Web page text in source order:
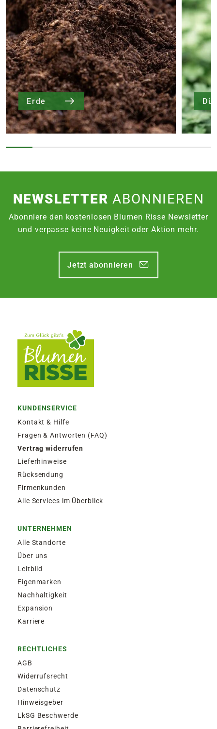
Erde
NEWSLETTERABONNIEREN
Abonniere den kostenlosen Blumen Risse Newsletter
und verpasse keine Neuigkeit oder Aktion mehr.
Jetzt abonnieren
KUNDENSERVICE
Kontakt & Hilfe
Fragen & Antworten (FAQ)
Vertrag widerrufen
Lieferhinweise
Rücksendung
Firmenkunden
Alle Services im Überblick
UNTERNEHMEN
Alle Standorte
Über uns
Leitbild
Eigenmarken
Nachhaltigkeit
Expansion
Karriere
RECHTLICHES
AGB
Widerrufsrecht
Datenschutz
Hinweisgeber
LkSG Beschwerde